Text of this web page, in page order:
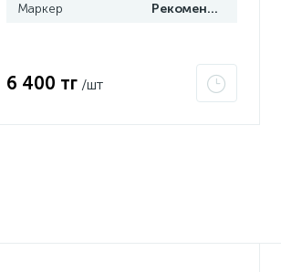
Маркер Рекомендуем
6 400 тг /шт